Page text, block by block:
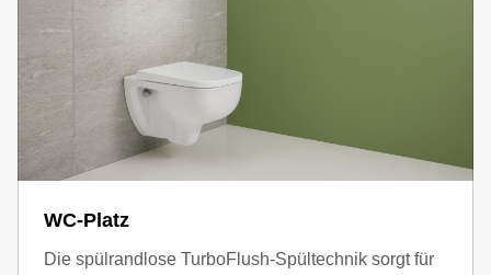
WC-Platz
Die spülrandlose TurboFlush-Spültechnik sorgt für